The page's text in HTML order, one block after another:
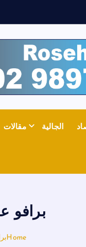
الجالية مقالات
برافو
Home